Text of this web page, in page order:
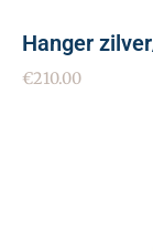
Hanger
€210.00